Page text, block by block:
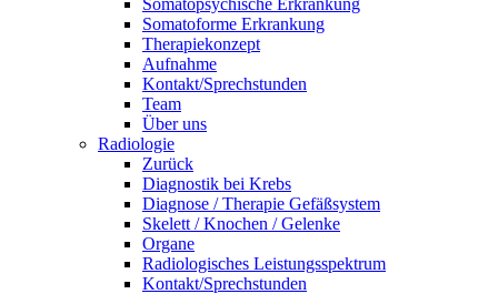
Somatopsychische Erkrankung
Somatoforme Erkrankung
Therapiekonzept
Aufnahme
Kontakt/Sprechstunden
Team
Über uns
Radiologie
Zurück
Diagnostik bei Krebs
Diagnose / Therapie Gefäßsystem
Skelett / Knochen / Gelenke
Organe
Radiologisches Leistungsspektrum
Kontakt/Sprechstunden